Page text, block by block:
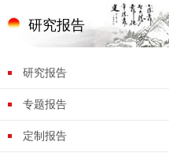
研究报告
研究报告
专题报告
定制报告